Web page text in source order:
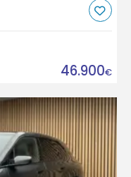
46.900€